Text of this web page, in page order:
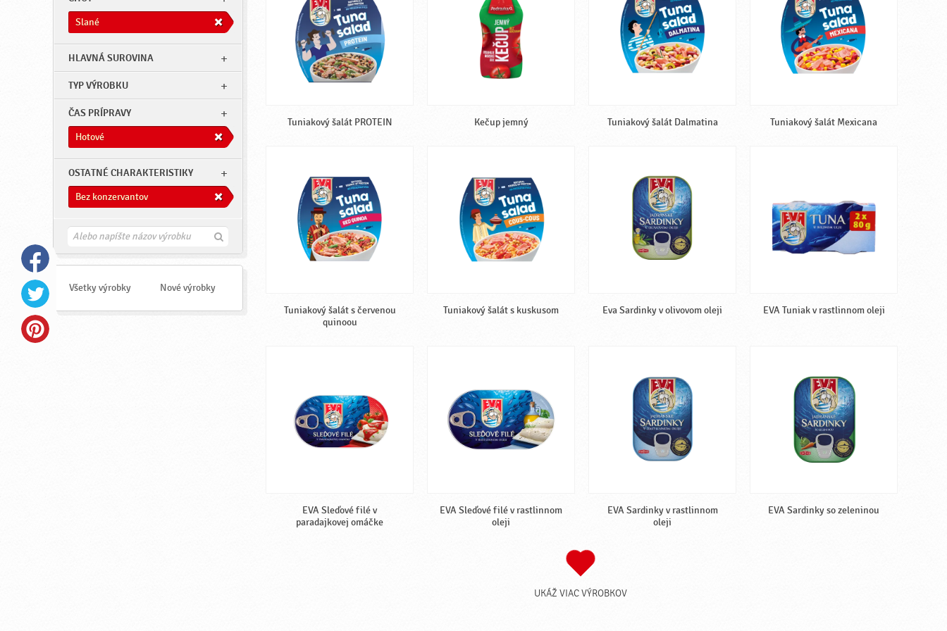
Slané
HLAVNÁ SUROVINA
TYP VÝROBKU
ČAS PRÍPRAVY
Hotové
OSTATNÉ CHARAKTERISTIKY
Bez konzervantov
H
a
Všetky výrobky Nové výrobky
Tuniakový šalát PROTEIN Kečup jemný Tuniakový šalát Dalmatina Tuniakový šalát Mexicana
Tuniakový šalát s červenou
quinoou
Tuniakový šalát s kuskusom Eva Sardinky v olivovom oleji EVA Tuniak v rastlinnom oleji
EVA Sleďové filé v
paradajkovej omáčke
EVA Sleďové filé v rastlinnom
oleji
EVA Sardinky v rastlinnom
oleji
EVA Sardinky so zeleninou
UKÁŽ VIAC VÝROBKOV